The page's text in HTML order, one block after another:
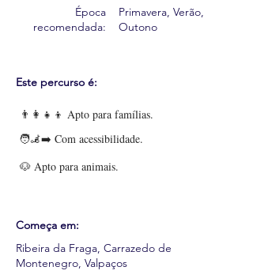
Época
recomendada:
Primavera, Verão,
Outono
Este percurso é:
👨‍👩‍👧‍👦 Apto para famílias.
🧑‍🦼‍➡️ Com acessibilidade.
🐶 Apto para animais.
Começa em:
Ribeira da Fraga, Carrazedo de
Montenegro, Valpaços